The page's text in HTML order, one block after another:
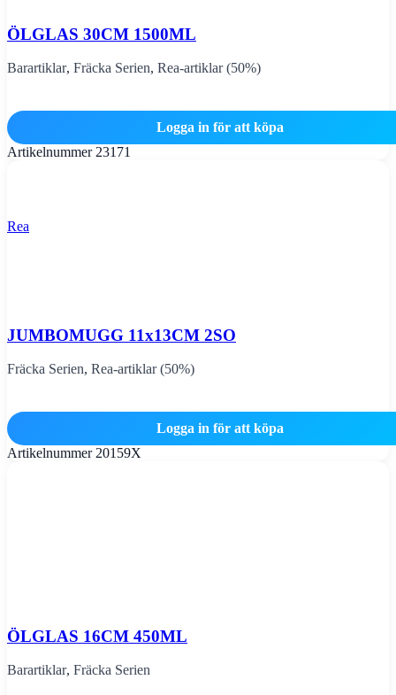
ÖLGLAS 30CM 1500ML
Barartiklar, Fräcka Serien, Rea-artiklar (50%)
Logga in för att köpa
Artikelnummer 23171
Rea
JUMBOMUGG 11x13CM 2SO
Fräcka Serien, Rea-artiklar (50%)
Logga in för att köpa
Artikelnummer 20159X
ÖLGLAS 16CM 450ML
Barartiklar, Fräcka Serien